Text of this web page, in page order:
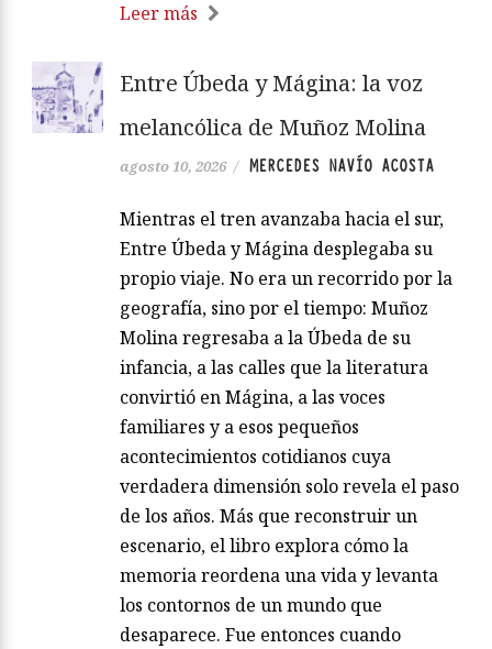
Leer más
Entre Úbeda y Mágina: la voz
melancólica de Muñoz Molina
agosto 10, 2026 / MERCEDES NAVÍO ACOSTA
Mientras el tren avanzaba hacia el sur,
Entre Úbeda y Mágina desplegaba su
propio viaje. No era un recorrido por la
geografía, sino por el tiempo: Muñoz
Molina regresaba a la Úbeda de su
infancia, a las calles que la literatura
convirtió en Mágina, a las voces
familiares y a esos pequeños
acontecimientos cotidianos cuya
verdadera dimensión solo revela el paso
de los años. Más que reconstruir un
escenario, el libro explora cómo la
memoria reordena una vida y levanta
los contornos de un mundo que
desaparece. Fue entonces cuando